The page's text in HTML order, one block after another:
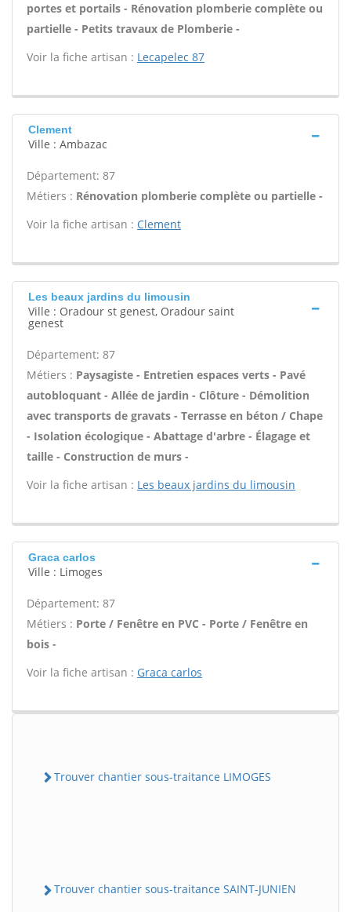
portes et portails - Rénovation plomberie complète ou
partielle - Petits travaux de Plomberie -
Voir la fiche artisan : Lecapelec 87
Clement
Ville : Ambazac
Département: 87
Métiers : Rénovation plomberie complète ou partielle -
Voir la fiche artisan : Clement
Les beaux jardins du limousin
Ville : Oradour st genest, Oradour saint
genest
Département: 87
Métiers : Paysagiste - Entretien espaces verts - Pavé
autobloquant - Allée de jardin - Clôture - Démolition
avec transports de gravats - Terrasse en béton / Chape
- Isolation écologique - Abattage d'arbre - Élagage et
taille - Construction de murs -
Voir la fiche artisan : Les beaux jardins du limousin
Graca carlos
Ville : Limoges
Département: 87
Métiers : Porte / Fenêtre en PVC - Porte / Fenêtre en
bois -
Voir la fiche artisan : Graca carlos
Trouver chantier sous-traitance LIMOGES
Trouver chantier sous-traitance SAINT-JUNIEN